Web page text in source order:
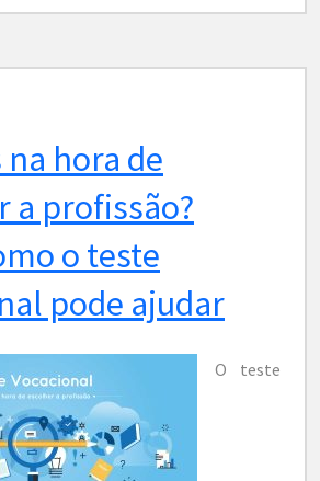
na hora de
a profissão?
o teste
pode ajudar
O teste